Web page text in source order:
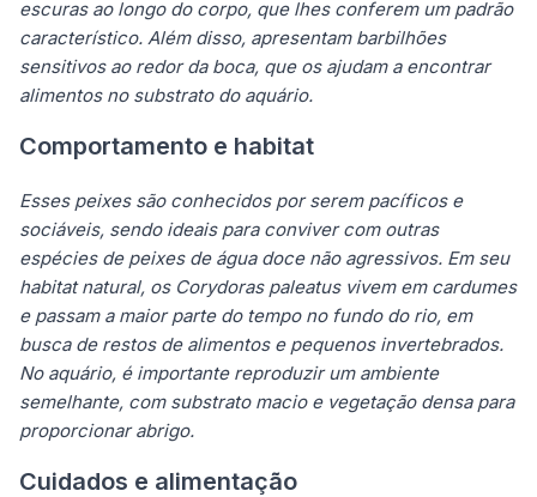
escuras ao longo do corpo, que lhes conferem um padrão
característico. Além disso, apresentam barbilhões
sensitivos ao redor da boca, que os ajudam a encontrar
alimentos no substrato do aquário.
Comportamento e habitat
Esses peixes são conhecidos por serem pacíficos e
sociáveis, sendo ideais para conviver com outras
espécies de peixes de água doce não agressivos. Em seu
habitat natural, os Corydoras paleatus vivem em cardumes
e passam a maior parte do tempo no fundo do rio, em
busca de restos de alimentos e pequenos invertebrados.
No aquário, é importante reproduzir um ambiente
semelhante, com substrato macio e vegetação densa para
proporcionar abrigo.
Cuidados e alimentação